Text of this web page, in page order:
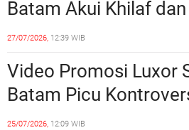
Batam Akui Khilaf dan
Minta Maaf, Konten
Langsung Di-
27/07/2026, 12:39 WIB
Video Promosi Luxor
Batam Picu
Dinilai Bermuatan
25/07/2026, 12:09 WIB